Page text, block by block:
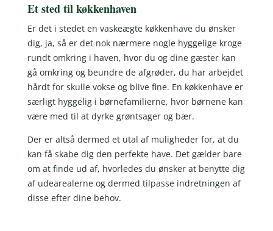
Et sted til køkkenhaven
Er det i stedet en vaskeægte køkkenhave du ønsker
dig, ja, så er det nok nærmere nogle hyggelige kroge
rundt omkring i haven, hvor du og dine gæster kan
gå omkring og beundre de afgrøder, du har arbejdet
hårdt for skulle vokse og blive fine. En køkkenhave er
særligt hyggelig i børnefamilierne, hvor børnene kan
være med til at dyrke grøntsager og bær.
Der er altså dermed et utal af muligheder for, at du
kan få skabe dig den perfekte have. Det gælder bare
om at finde ud af, hvorledes du ønsker at benytte dig
af udearealerne og dermed tilpasse indretningen af
disse efter dine behov.